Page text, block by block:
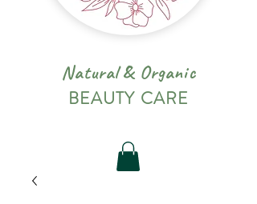
Natural & Organic
BEAUTY CARE